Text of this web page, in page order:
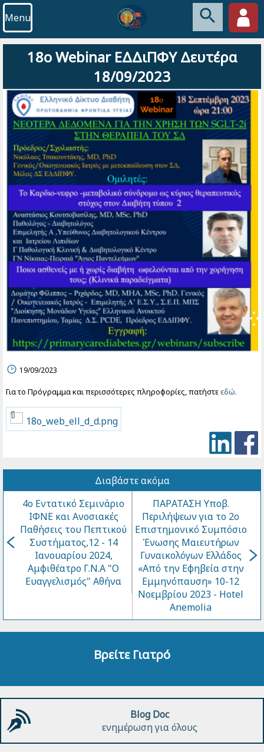
Menu
18o Webinar EΔΔιΠΦΥ Δευτέρα
18/09/2023
19/09/2023
Για το Πρόγραμμα και περισσότερες πληροφορίες, πατήστεεδώ.
18o_web_ell_d_d.png
Διαβάστε ακόμα
4ο Εντατικό Σεμινάριο
ΙΦΝΕ και Ανοσιακές
Παθήσεις του Πεπτικού
Συστήματος,12 - 14
Ιανουαρίου 2024,
Αμφιθέατρο Γ.Ν.Α "Ο
Ευαγγελισμός" Αθήνα
ΠΑΡΑΤΑΣΗ Υποβ.
Περιλήψεων για το 2ο
Επιστημονικό Συμπόσιο
Ένωσης Μαιευτήρων
Γυναικολόγων Ελλάδος
«Από την Εφηβεία στην
Εμμηνόπαυση» 10-12
Νοεμβρίου 2023 - Hotel
Anemolia
Βρείτε Γιατρό
Blog Doc
ενημέρωση για όλους